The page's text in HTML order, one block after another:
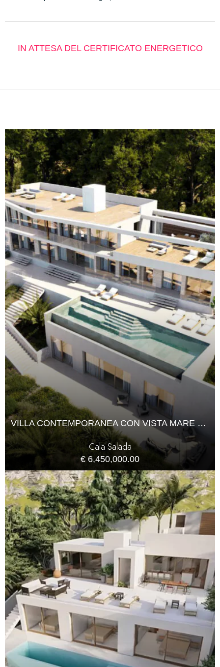
IN ATTESA DEL CERTIFICATO ENERGETICO
VILLA CONTEMPORANEA CON VISTA MARE E VISTA SUL TRAMONTO
Cala Salada
€ 6,450,000.00